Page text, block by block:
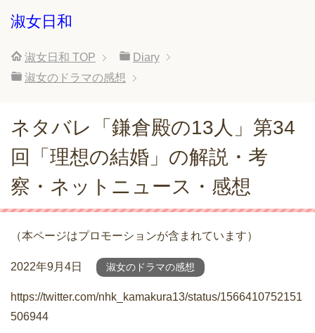
淑女日和
淑女日和 TOP
Diary
淑女のドラマの感想
ネタバレ「鎌倉殿の13人」第34
回「理想の結婚」の解説・考
察・ネットニュース・感想
（本ページはプロモーションが含まれています）
2022年9月4日 淑女のドラマの感想
https://twitter.com/nhk_kamakura13/status/1566410752151
506944